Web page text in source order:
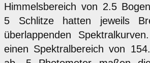
Himmelsbereich von 2.5
5 Schlitze hatten jeweils
überlappenden
einen Spektralbereich von